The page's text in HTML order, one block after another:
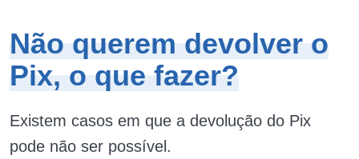
Não querem devolver o
Pix, o que fazer?
Existem casos em que a devolução do Pix
pode não ser possível.